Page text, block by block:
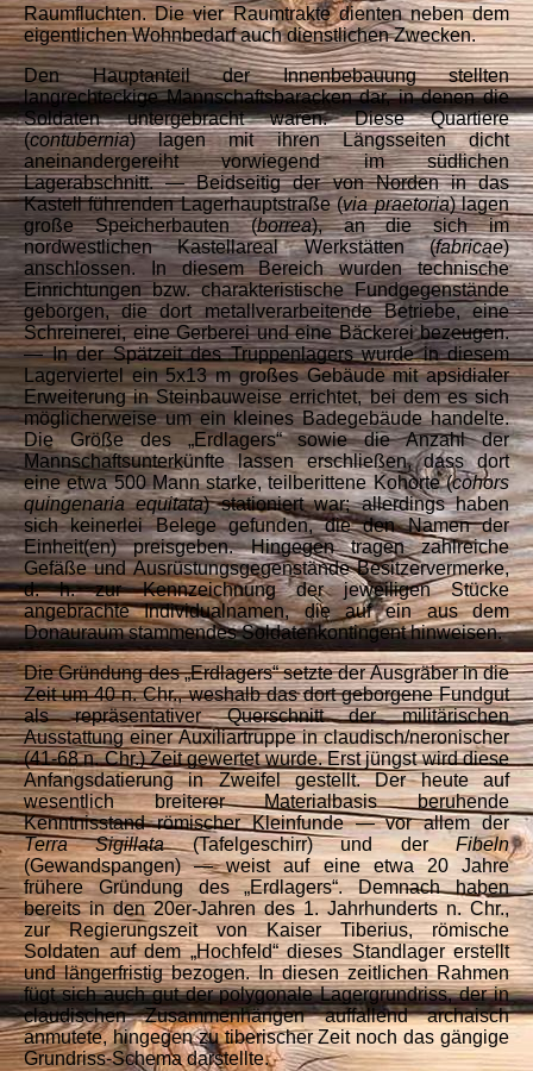
Raumfluchten. Die vier Raumtrakte dienten neben dem
eigentlichen Wohnbedarf auch dienstlichen Zwecken.
Den Hauptanteil der Innenbebauung stellten
langrechteckige Mannschaftsbaracken dar, in denen die
Soldaten untergebracht waren. Diese Quartiere
(contubernia) lagen mit ihren Längsseiten dicht
aneinandergereiht vorwiegend im südlichen
Lagerabschnitt. — Beidseitig der von Norden in das
Kastell führenden Lagerhauptstraße (via praetoria) lagen
große Speicherbauten (borrea), an die sich im
nordwestlichen Kastellareal Werkstätten (fabricae)
anschlossen. In diesem Bereich wurden technische
Einrichtungen bzw. charakteristische Fundgegenstände
geborgen, die dort metallverarbeitende Betriebe, eine
Schreinerei, eine Gerberei und eine Bäckerei bezeugen.
— In der Spätzeit des Truppenlagers wurde in diesem
Lagerviertel ein 5x13 m großes Gebäude mit apsidialer
Erweiterung in Steinbauweise errichtet, bei dem es sich
möglicherweise um ein kleines Badegebäude handelte.
Die Größe des „Erdlagers“ sowie die Anzahl der
Mannschaftsunterkünfte lassen erschließen, dass dort
eine etwa 500 Mann starke, teilberittene Kohorte (cohors
quingenaria equitata) stationiert war; allerdings haben
sich keinerlei Belege gefunden, die den Namen der
Einheit(en) preisgeben. Hingegen tragen zahlreiche
Gefäße und Ausrüstungsgegenstände Besitzervermerke,
d. h. zur Kennzeichnung der jeweiligen Stücke
angebrachte Individualnamen, die auf ein aus dem
Donauraum stammendes Soldatenkontingent hinweisen.
Die Gründung des „Erdlagers“ setzte der Ausgräber in die
Zeit um 40 n. Chr., weshalb das dort geborgene Fundgut
als repräsentativer Querschnitt der militärischen
Ausstattung einer Auxiliartruppe in claudisch/neronischer
(41-68 n. Chr.) Zeit gewertet wurde. Erst jüngst wird diese
Anfangsdatierung in Zweifel gestellt. Der heute auf
wesentlich breiterer Materialbasis beruhende
Kenntnisstand römischer Kleinfunde — vor allem der
Terra Sigillata(Tafelgeschirr) und derFibeln
(Gewandspangen) — weist auf eine etwa 20 Jahre
frühere Gründung des „Erdlagers“. Demnach haben
bereits in den 20er-Jahren des 1. Jahrhunderts n. Chr.,
zur Regierungszeit von Kaiser Tiberius, römische
Soldaten auf dem „Hochfeld“ dieses Standlager erstellt
und längerfristig bezogen. In diesen zeitlichen Rahmen
fügt sich auch gut der polygonale Lagergrundriss, der in
claudischen Zusammenhängen auffallend archaisch
anmutete, hingegen zu tiberischer Zeit noch das gängige
Grundriss-Schema darstellte.